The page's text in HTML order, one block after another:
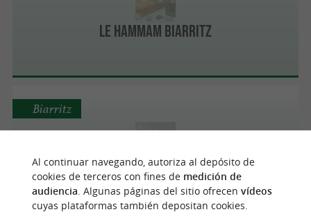
Le Hammam Biarritz
Spa ALAENA
Biarritz
Al continuar navegando, autoriza al depósito de
cookies de terceros con fines de medición de
audiencia. Algunas páginas del sitio ofrecen vídeos
cuyas plataformas también depositan cookies.